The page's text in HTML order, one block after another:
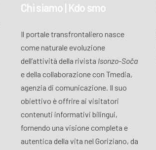
Chi siamo | Kdo smo
Il portale transfrontaliero nasce
come naturale evoluzione
dell’attività della rivista Isonzo-Soča
e della collaborazione con Tmedia,
agenzia di comunicazione. Il suo
obiettivo è offrire ai visitatori
contenuti informativi bilingui,
fornendo una visione completa e
autentica della vita nel Goriziano, da